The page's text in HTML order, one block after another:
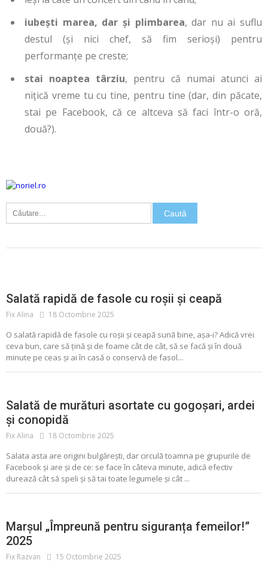
iubești marea, dar și plimbarea, dar nu ai suflu
destul (și nici chef, să fim serioși) pentru
performanțe pe creste;
stai noaptea târziu, pentru că numai atunci ai
nițică vreme tu cu tine, pentru tine (dar, din păcate,
stai pe Facebook, că ce altceva să faci într-o oră,
două?).
Caută
după:
Salată rapidă de fasole cu roșii și ceapă
Fix Alina 18 Octombrie 2025
O salată rapidă de fasole cu roșii și ceapă sună bine, așa-i? Adică vrei
ceva bun, care să țină și de foame cât de cât, să se facă și în două
minute pe ceas și ai în casă o conservă de fasol...
ALIMENTE CONSERVATE CONSERVE MURATURI SALATA
Salată de murături asortate cu gogoșari, ardei
și conopidă
Fix Alina 18 Octombrie 2025
Salata asta are origini bulgărești, dar circulă toamna pe grupurile de
Facebook și are și de ce: se face în câteva minute, adică efectiv
durează cât să speli și să tai toate legumele și cât ...
Marșul „Împreună pentru siguranța femeilor!”
2025
Fix Razvan 15 Octombrie 2025